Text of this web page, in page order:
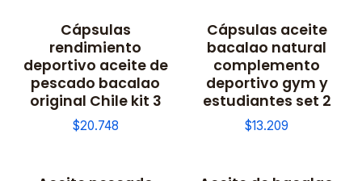
Cápsulas
rendimiento
deportivo aceite de
pescado bacalao
original Chile kit 3
$20.748
Cápsulas aceite
bacalao natural
complemento
deportivo gym y
estudiantes set 2
$13.209